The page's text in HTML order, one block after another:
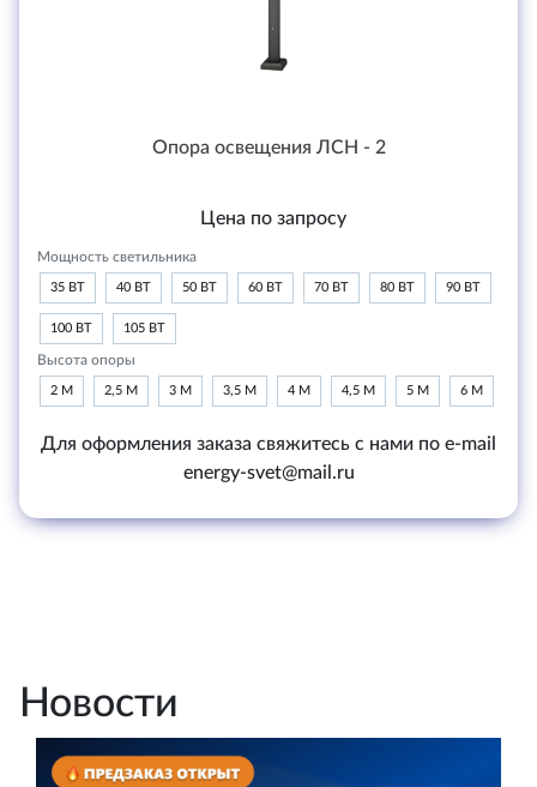
Опора освещения ЛСН - 2
Цена по запросу
Мощность светильника
35 ВТ 40 ВТ 50 ВТ 60 ВТ 70 ВТ 80 ВТ 90 ВТ
100 ВТ 105 ВТ
Высота опоры
2 М 2,5 М 3 М 3,5 М 4 М 4,5 М 5 М 6 М
Для оформления заказа свяжитесь с нами по e-mail
energy-svet@mail.ru
Новости